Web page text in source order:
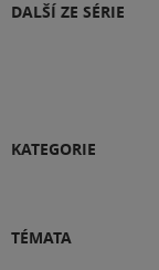
DALŠÍ ZE SÉRIE
KATEGORIE
TÉMATA